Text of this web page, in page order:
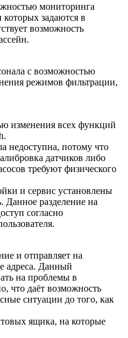
мониторинга
задаются в
возможность
с возможностью
режимов фильтрации,
изменения всех функций
недоступна, потому что
датчиков либо
требуют физического
и сервис установлены
разделение на
согласно
и отправляет на
адреса. Данный
на проблемы в
что даёт возможность
ситуации до того, как
ящика, на которые